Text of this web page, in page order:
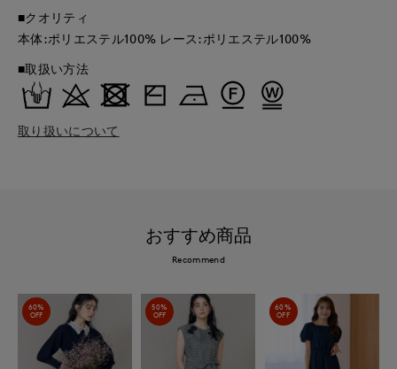
■クオリティ
本体:ポリエステル100% レース:ポリエステル100%
■取扱い方法
取り扱いについて
おすすめ商品
Recommend
60%
OFF
50%
OFF
60%
OFF